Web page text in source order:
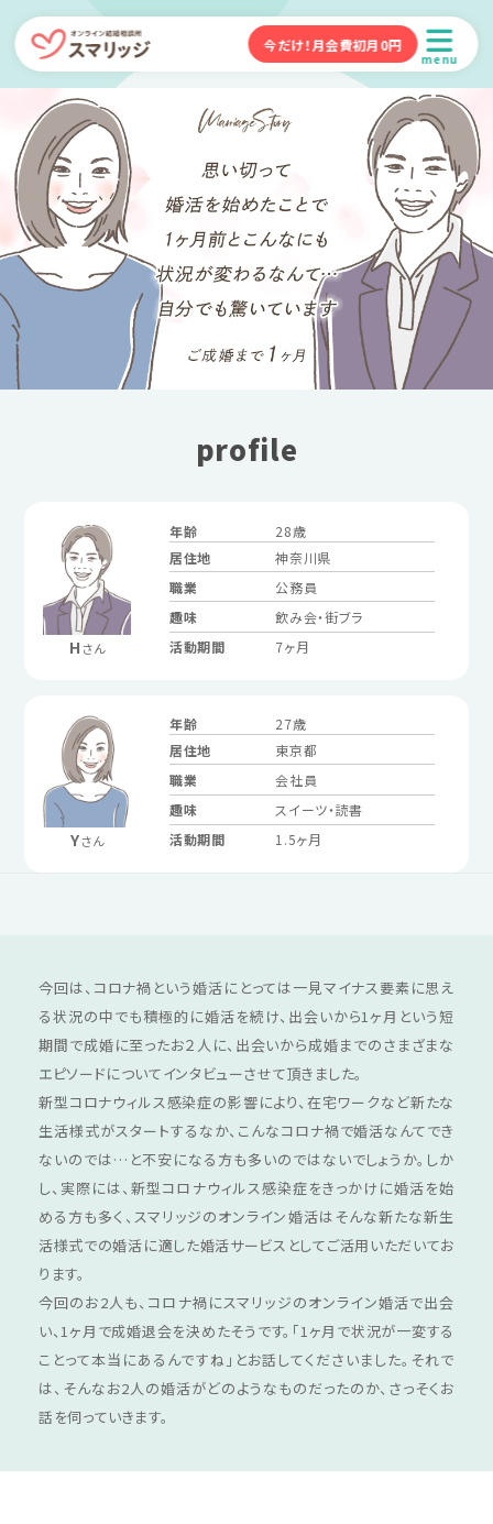
今だけ！月会費初月0円
menu
profile
Hさん
年齢
28歳
居住地
神奈川県
職業
公務員
趣味
飲み会・街ブラ
活動期間
7ヶ月
Yさん
年齢
27歳
居住地
東京都
職業
会社員
趣味
スイーツ・読書
活動期間
1.5ヶ月
今回は、コロナ禍という婚活にとっては一見マイナス要素に思え
る状況の中でも積極的に婚活を続け、出会いから1ヶ月という短
期間で成婚に至ったお２人に、出会いから成婚までのさまざまな
エピソードについてインタビューさせて頂きました。
新型コロナウィルス感染症の影響により、在宅ワークなど新たな
生活様式がスタートするなか、こんなコロナ禍で婚活なんてでき
ないのでは…と不安になる方も多いのではないでしょうか。しか
し、実際には、新型コロナウィルス感染症をきっかけに婚活を始
める方も多く、スマリッジのオンライン婚活はそんな新たな新生
活様式での婚活に適した婚活サービスとしてご活用いただいてお
ります。
今回のお2人も、コロナ禍にスマリッジのオンライン婚活で出会
い、1ヶ月で成婚退会を決めたそうです。「1ヶ月で状況が一変する
ことって本当にあるんですね」とお話してくださいました。それで
は、そんなお2人の婚活がどのようなものだったのか、さっそくお
話を伺っていきます。